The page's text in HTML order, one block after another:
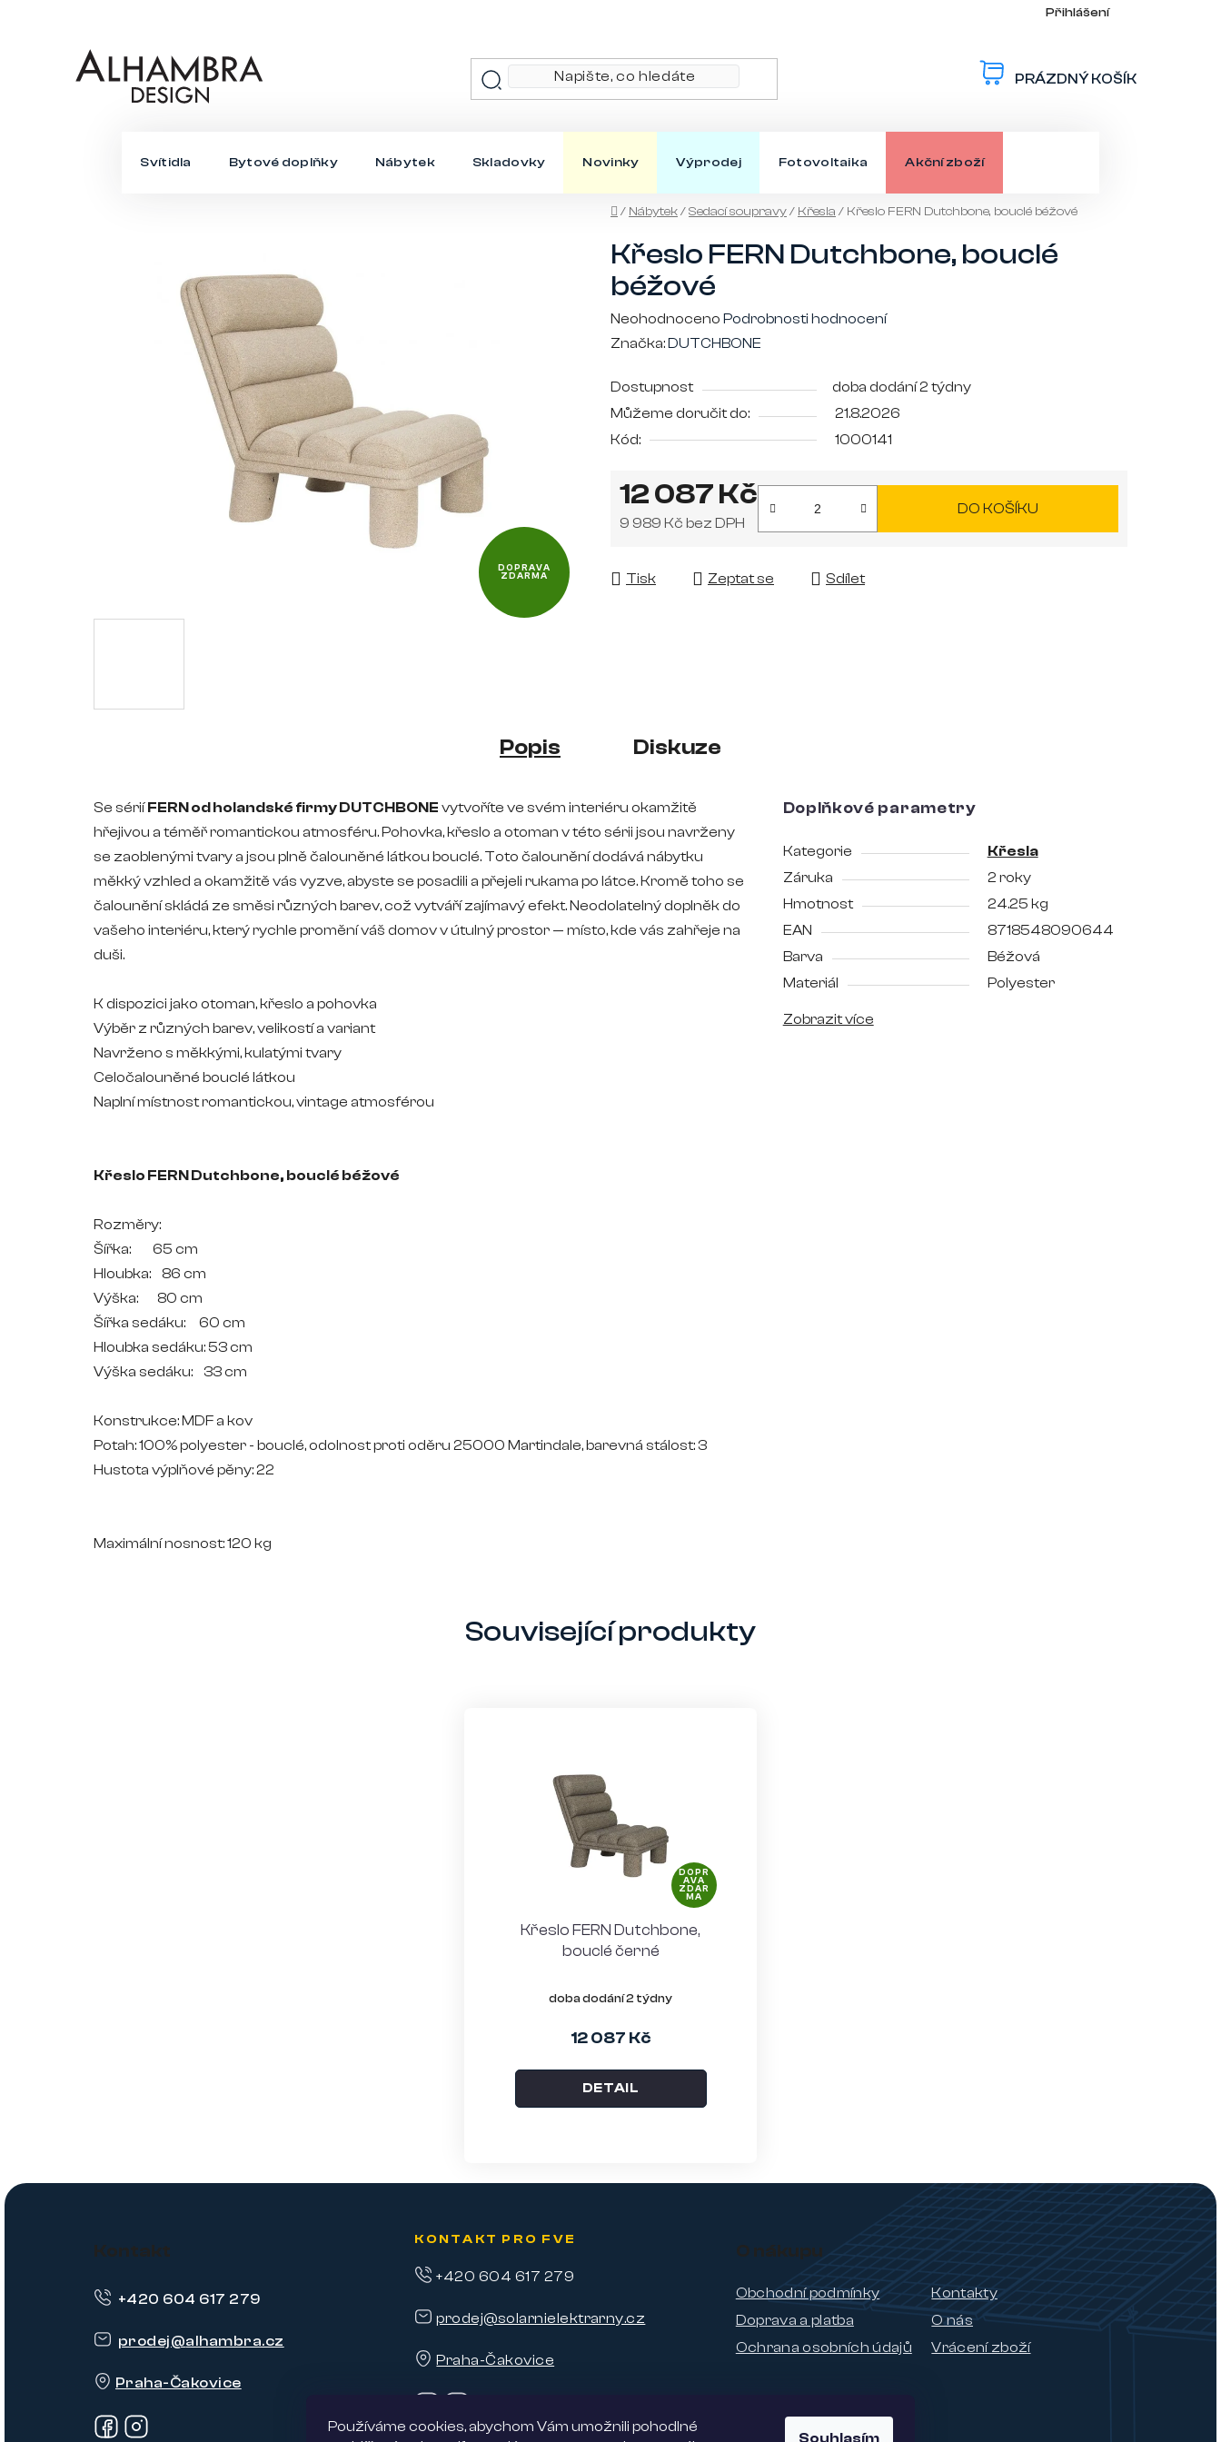
Používáme cookies, abychom Vám umožnili pohodlné
Souhlasím
Přihlášení
PRÁZDNÝ KOŠÍK
Svítidla Bytové doplňky Nábytek Skladovky Novinky Výprodej Fotovoltaika Akční zboží
Domů
/ Nábytek/Sedací soupravy/ Křesla / Křeslo FERN Dutchbone, bouclé béžové
Křeslo FERN Dutchbone, bouclé
béžové
Průměrné
hodnocení
je
0,0
z
hvězdiček.
Neohodnoceno Podrobnosti hodnocení
Značka:DUTCHBONE
Dostupnost
doba dodání 2 týdny
Můžeme doručit do:
21.8.2026
Kód:
1000141
12 087 Kč
9 989 Kč bez DPH
DO KOŠÍKU
Tisk Zeptat se Sdílet
DOPRAVA
ZDARMA
Popis Diskuze
Se sériíFERN od holandské firmy DUTCHBONE vytvoříte ve svém interiéru okamžitě
hřejivou a téměř romantickou atmosféru. Pohovka, křeslo a otoman v této sérii jsou navrženy
se zaoblenými tvary a jsou plně čalouněné látkou bouclé. Toto čalounění dodává nábytku
měkký vzhled a okamžitě vás vyzve, abyste se posadili a přejeli rukama po látce. Kromě toho se
čalounění skládá ze směsi různých barev, což vytváří zajímavý efekt. Neodolatelný doplněk do
vašeho interiéru, který rychle promění váš domov v útulný prostor — místo, kde vás zahřeje na
duši.
K dispozici jako otoman, křeslo a pohovka
Výběr z různých barev, velikostí a variant
Navrženo s měkkými, kulatými tvary
Celočalouněné bouclé látkou
Naplní místnost romantickou, vintage atmosférou
Křeslo FERN Dutchbone, bouclé béžové
Rozměry:
Šířka: 65 cm
Hloubka: 86 cm
Výška: 80 cm
Šířka sedáku: 60 cm
Hloubka sedáku: 53 cm
Výška sedáku: 33 cm
Konstrukce: MDF a kov
Potah: 100% polyester - bouclé, odolnost proti oděru 25000 Martindale, barevná stálost: 3
Hustota výplňové pěny: 22
Maximální nosnost: 120 kg
Doplňkové parametry
Kategorie
Křesla
Záruka
2 roky
Hmotnost
24.25 kg
EAN
8718548090644
Barva
Béžová
Materiál
Polyester
Zobrazit více
Související produkty
DOPR
AVA
ZDAR
MA
Křeslo FERN Dutchbone,
bouclé černé
doba dodání 2 týdny
12 087 Kč
DETAIL
Kontakt
prodej@alhambra.cz
Praha-Čakovice
+420 604 617 279
KONTAKT PRO FVE
prodej@solarnielektrarny.cz
Praha-Čakovice
+420 604 617 279
O nákupu
Kontakty
Obchodní podmínky
O nás
Doprava a platba
Vrácení zboží
Ochrana osobních údajů